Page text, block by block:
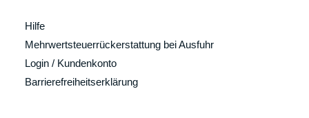
Hilfe
Mehrwertsteuerrückerstattung bei Ausfuhr
Login / Kundenkonto
Barrierefreiheitserklärung